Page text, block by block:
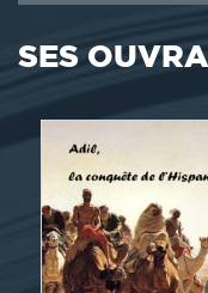
SES